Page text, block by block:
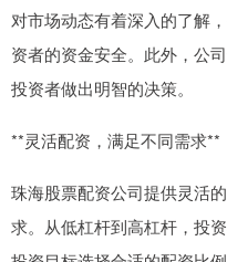
对市场动态有着深入的了解
资者的资金安全。此外，公
投资者做出明智的决策。
**灵活配资，满足不同需求**
珠海股票配资公司提供灵活
求。从低杠杆到高杠杆，投